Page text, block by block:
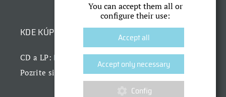
You can accept them all or
configure their use:
Accept all
Accept only necessary
Config
KDE KÚPIŤ
CD a LP: Dr. Horák
Pozrite si aj náš obchod